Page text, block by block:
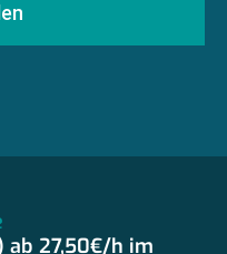
27,50€/h im